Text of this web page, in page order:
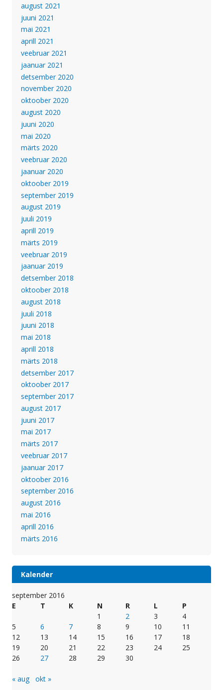
august 2021
juuni 2021
mai 2021
aprill 2021
veebruar 2021
jaanuar 2021
detsember 2020
november 2020
oktoober 2020
august 2020
juuni 2020
mai 2020
märts 2020
veebruar 2020
jaanuar 2020
oktoober 2019
september 2019
august 2019
juuli 2019
aprill 2019
märts 2019
veebruar 2019
jaanuar 2019
detsember 2018
oktoober 2018
august 2018
juuli 2018
juuni 2018
mai 2018
aprill 2018
märts 2018
detsember 2017
oktoober 2017
september 2017
august 2017
juuni 2017
mai 2017
märts 2017
veebruar 2017
jaanuar 2017
oktoober 2016
september 2016
august 2016
mai 2016
aprill 2016
märts 2016
Kalender
september 2016
E
T K N R L
P
1
2 3
4
5
6 7 8 9 10
11
12
13 14 15 16 17
18
19
20 21 22 23 24
25
26
27 28 29 30
« aug okt »